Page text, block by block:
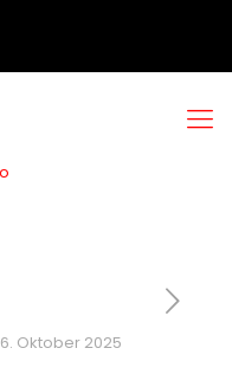
6. Oktober 2025